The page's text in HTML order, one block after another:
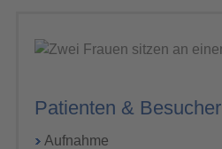
Patienten & Besucher
Aufnahme